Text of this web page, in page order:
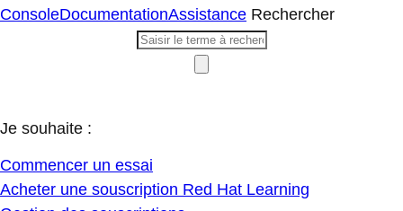
ConsoleDocumentationAssistance Rechercher
Je souhaite :
Commencer un essai
Acheter une souscription Red Hat Learning